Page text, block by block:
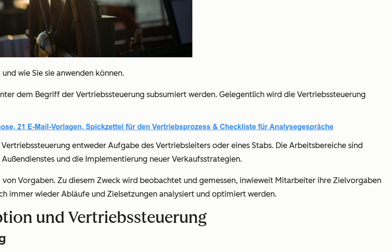
wie Sie sie anwenden können.
dem Begriff der Vertriebssteuerung subsumiert werden. Gelegentlich wird die Vertriebssteuerung
entweder Aufgabe des Vertriebsleiters oder eines Stabs. Die Arbeitsbereiche sind
und die Implementierung neuer Verkaufsstrategien.
Vorgaben. Zu diesem Zweck wird beobachtet und gemessen, inwieweit Mitarbeiter ihre Zielvorgaben
immer wieder Abläufe und Zielsetzungen analysiert und optimiert werden.
und Vertriebssteuerung